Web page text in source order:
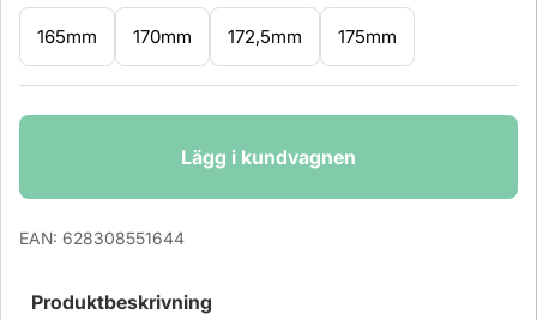
165mm 170mm 172,5mm 175mm
Lägg i kundvagnen
EAN: 628308551644
Produktbeskrivning